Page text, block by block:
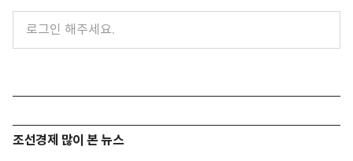
조선경제 많이 본 뉴스